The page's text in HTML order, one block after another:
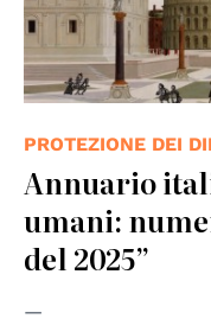
PROTEZIONE DEI
Annuario
umani:
del 2025”